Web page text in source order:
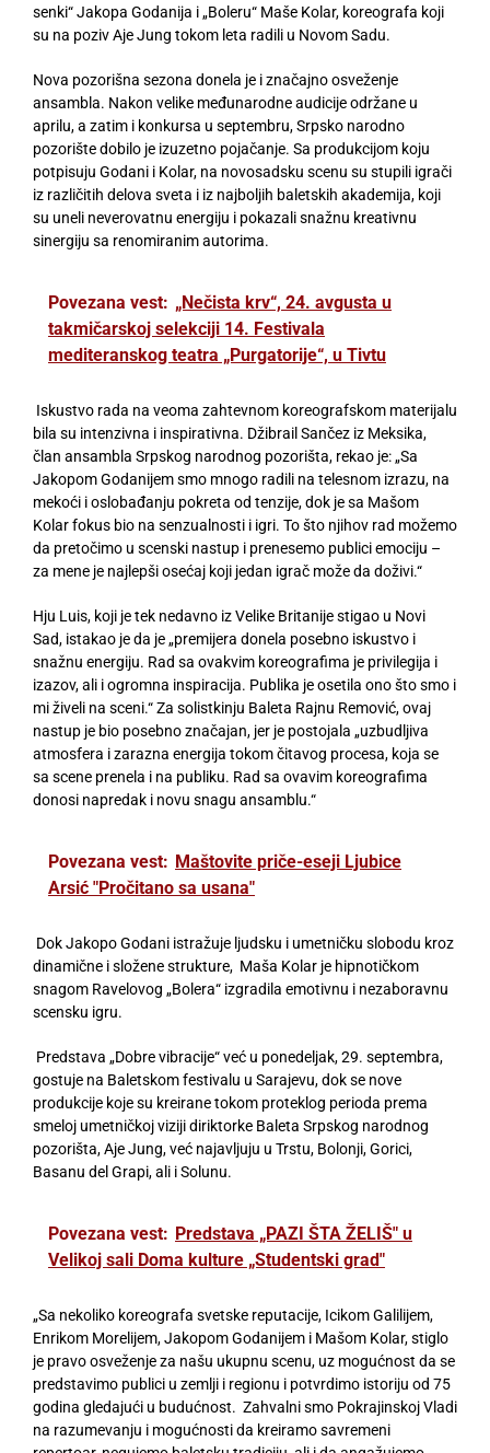
senki“ Jakopa Godanija i „Boleru“ Maše Kolar, koreografa koji
su na poziv Aje Jung tokom leta radili u Novom Sadu.
Nova pozorišna sezona donela je i značajno osveženje
ansambla. Nakon velike međunarodne audicije održane u
aprilu, a zatim i konkursa u septembru, Srpsko narodno
pozorište dobilo je izuzetno pojačanje. Sa produkcijom koju
potpisuju Godani i Kolar, na novosadsku scenu su stupili igrači
iz različitih delova sveta i iz najboljih baletskih akademija, koji
su uneli neverovatnu energiju i pokazali snažnu kreativnu
sinergiju sa renomiranim autorima.
Povezana vest: „Nečista krv“, 24. avgusta u
takmičarskoj selekciji 14. Festivala
mediteranskog teatra „Purgatorije“, u Tivtu
Iskustvo rada na veoma zahtevnom koreografskom materijalu
bila su intenzivna i inspirativna. Džibrail Sančez iz Meksika,
član ansambla Srpskog narodnog pozorišta, rekao je: „Sa
Jakopom Godanijem smo mnogo radili na telesnom izrazu, na
mekoći i oslobađanju pokreta od tenzije, dok je sa Mašom
Kolar fokus bio na senzualnosti i igri. To što njihov rad možemo
da pretočimo u scenski nastup i prenesemo publici emociju –
za mene je najlepši osećaj koji jedan igrač može da doživi.“
Hju Luis, koji je tek nedavno iz Velike Britanije stigao u Novi
Sad, istakao je da je „premijera donela posebno iskustvo i
snažnu energiju. Rad sa ovakvim koreografima je privilegija i
izazov, ali i ogromna inspiracija. Publika je osetila ono što smo i
mi živeli na sceni.“ Za solistkinju Baleta Rajnu Remović, ovaj
nastup je bio posebno značajan, jer je postojala „uzbudljiva
atmosfera i zarazna energija tokom čitavog procesa, koja se
sa scene prenela i na publiku. Rad sa ovavim koreografima
donosi napredak i novu snagu ansamblu.“
Povezana vest: Maštovite priče-eseji Ljubice
Arsić "Pročitano sa usana"
Dok Jakopo Godani istražuje ljudsku i umetničku slobodu kroz
dinamične i složene strukture, Maša Kolar je hipnotičkom
snagom Ravelovog „Bolera“ izgradila emotivnu i nezaboravnu
scensku igru.
Predstava „Dobre vibracije“ već u ponedeljak, 29. septembra,
gostuje na Baletskom festivalu u Sarajevu, dok se nove
produkcije koje su kreirane tokom proteklog perioda prema
smeloj umetničkoj viziji diriktorke Baleta Srpskog narodnog
pozorišta, Aje Jung, već najavljuju u Trstu, Bolonji, Gorici,
Basanu del Grapi, ali i Solunu.
Povezana vest: Predstava „PAZI ŠTA ŽELIŠ" u
Velikoj sali Doma kulture „Studentski grad"
„Sa nekoliko koreografa svetske reputacije, Icikom Galilijem,
Enrikom Morelijem, Jakopom Godanijem i Mašom Kolar, stiglo
je pravo osveženje za našu ukupnu scenu, uz mogućnost da se
predstavimo publici u zemlji i regionu i potvrdimo istoriju od 75
godina gledajući u budućnost. Zahvalni smo Pokrajinskoj Vladi
na razumevanju i mogućnosti da kreiramo savremeni